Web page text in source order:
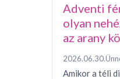
Adventi
olyan
az arany
2026.06.30.
Amikor a téli